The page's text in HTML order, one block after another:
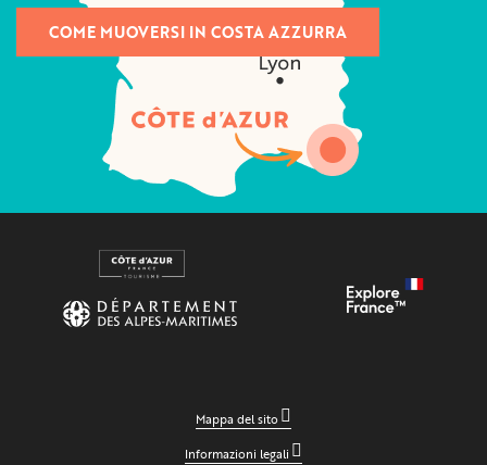
COME MUOVERSI IN COSTA AZZURRA
Mappa del sito
Informazioni legali